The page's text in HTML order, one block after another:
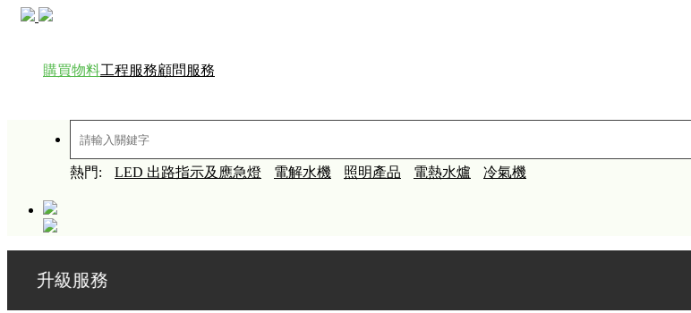
購買物料工程服務顧問服務
熱門: LED 出路指示及應急燈 電解水機 照明產品 電熱水爐 冷氣機